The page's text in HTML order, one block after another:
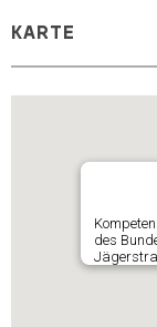
KARTE
des